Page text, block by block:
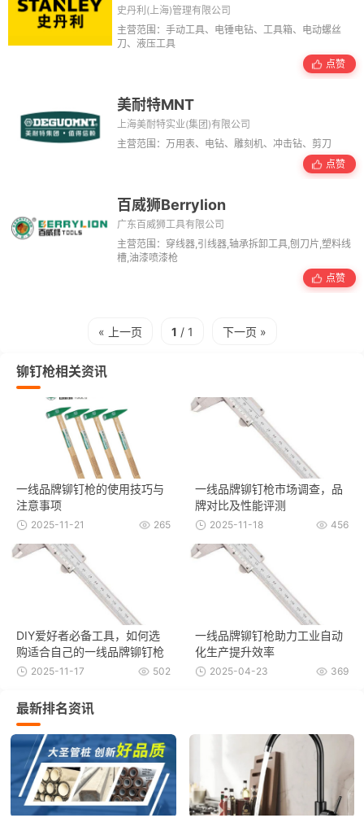
史丹利(上海)管理有限公司
主营范围：手动工具、电锤电钻、工具箱、电动螺丝
刀、液压工具
点赞
美耐特MNT
上海美耐特实业(集团)有限公司
主营范围：万用表、电钻、雕刻机、冲击钻、剪刀
点赞
百威狮Berrylion
广东百威狮工具有限公司
主营范围：穿线器,引线器,轴承拆卸工具,刨刀片,塑料线
槽,油漆喷漆枪
点赞
« 上一页 1 / 1 下一页 »
铆钉枪相关资讯
一线品牌铆钉枪的使用技巧与
注意事项
265
2025-11-21
一线品牌铆钉枪市场调查，品
牌对比及性能评测
456
2025-11-18
DIY爱好者必备工具，如何选
购适合自己的一线品牌铆钉枪
502
2025-11-17
一线品牌铆钉枪助力工业自动
化生产提升效率
369
2025-04-23
最新排名资讯